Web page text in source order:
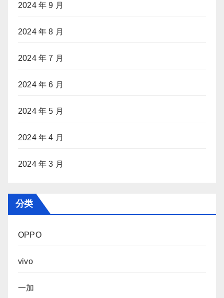
2024 年 9 月
2024 年 8 月
2024 年 7 月
2024 年 6 月
2024 年 5 月
2024 年 4 月
2024 年 3 月
分类
OPPO
vivo
一加